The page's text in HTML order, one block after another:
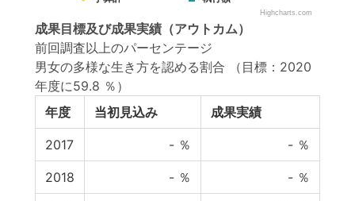
Highcharts.com
成果目標及び成果実績 （アウトカム）
前回調査以上のパーセンテージ
男女の多様な生き方を認める割合
（目標：2020
年度に59.8 ％）
年度
当初見込み 成果実績
2017 - ％ - ％
2018 - ％ - ％